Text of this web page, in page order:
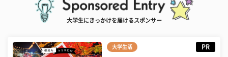
大学生にきっかけを届けるスポンサー
大学生活 PR